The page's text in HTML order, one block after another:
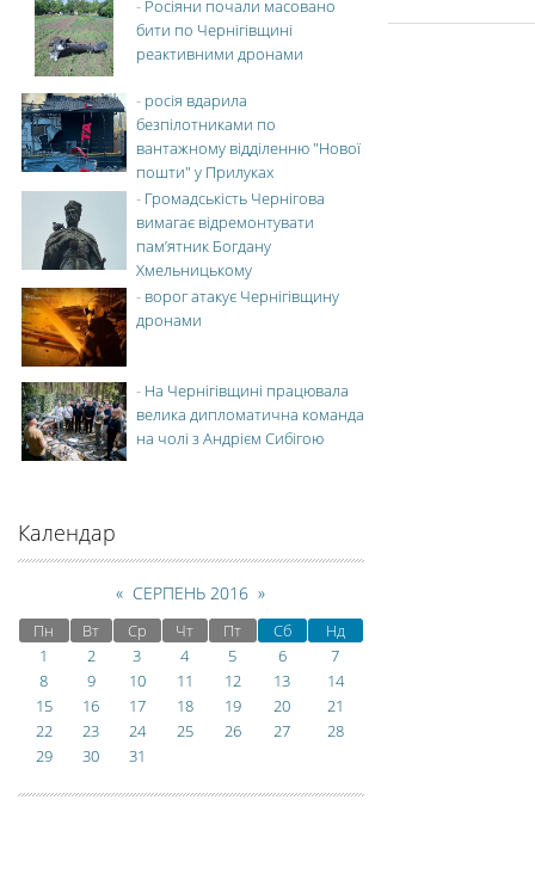
- Росіяни почали масовано
бити по Чернігівщині
реактивними дронами
- росія вдарила
безпілотниками по
вантажному відділенню "Нової
пошти" у Прилуках
- Громадськість Чернігова
вимагає відремонтувати
пам’ятник Богдану
Хмельницькому
- ворог атакує Чернігівщину
дронами
- На Чернігівщині працювала
велика дипломатична команда
на чолі з Андрієм Сибігою
Календар
« СЕРПЕНЬ 2016 »
Пн Вт Ср Чт Пт Сб
Нд
1
2 3 4 5 6
7
8
9 10 11 12 13
14
15
16 17 18 19 20
21
22
23 24 25 26 27
28
29
30 31